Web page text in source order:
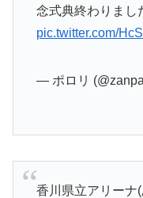
念式典終わりまし
pic.twitter.com/
— ポロリ
香川県立アリーナ